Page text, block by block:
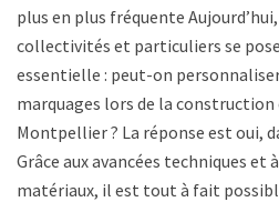
plus en plus fréquente
collectivités et particuliers se
essentielle : peut-on
marquages lors de la
Montpellier ? La réponse est oui,
Grâce aux avancées techniques et
matériaux, il est tout à fait